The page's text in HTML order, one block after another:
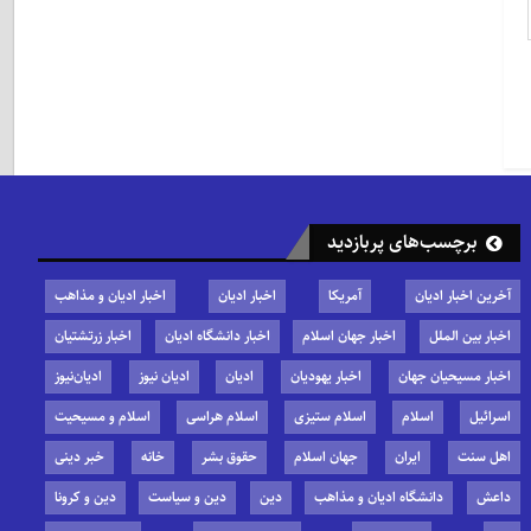
برچسب‌های پربازدید
آخرین اخبار ادیان آمریکا اخبار ادیان
اخبار ادیان و مذاهب
اخبار بین الملل
اخبار جهان اسلام اخبار دانشگاه ادیان
اخبار زرتشتیان
اخبار مسیحیان جهان
اخبار یهودیان ادیان ادیان نیوز
ادیان‌نیوز
اسرائیل
اسلام اسلام ستیزی اسلام هراسی
اسلام و مسیحیت
اهل سنت
ایران جهان اسلام حقوق بشر خانه
خبر دینی
داعش
دانشگاه ادیان و مذاهب دین دین و سیاست
دین و کرونا